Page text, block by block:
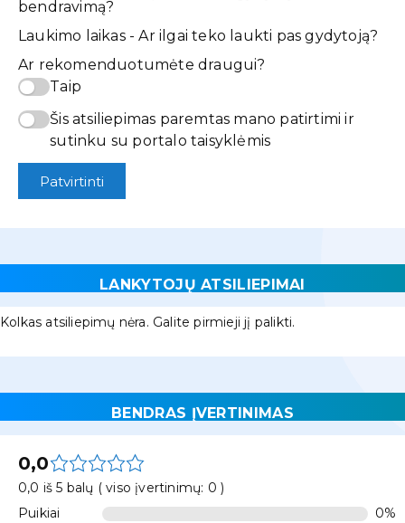
bendravimą?
Laukimo laikas - Ar ilgai teko laukti pas gydytoją?
Ar rekomenduotumėte draugui?
Taip
Šis atsiliepimas paremtas mano patirtimi ir
sutinku su portalo taisyklėmis
Patvirtinti
LANKYTOJŲ ATSILIEPIMAI
Kolkas atsiliepimų nėra. Galite pirmieji jį palikti.
BENDRAS ĮVERTINIMAS
0,0
0,0 iš 5 balų ( viso įvertinimų: 0 )
Puikiai
0%